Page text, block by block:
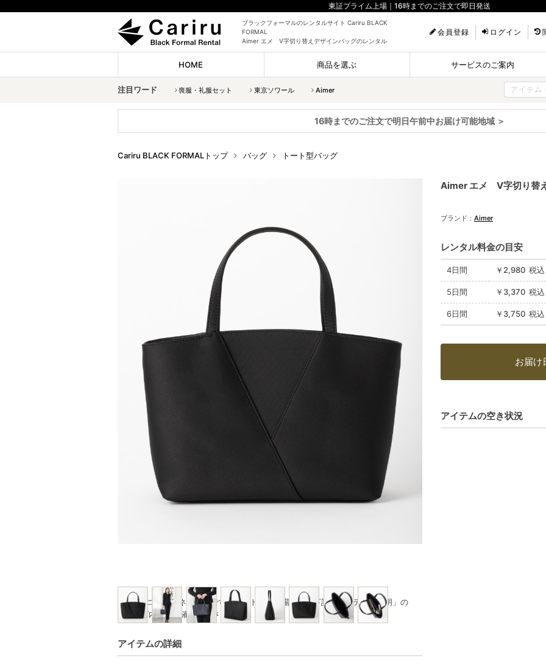
東証プライム上場｜16時までのご注文で即日発送
ブラックフォーマルのレンタルサイト Cariru BLACK
FORMAL
Aimer エメ V字切り替えデザインバッグのレンタル
会員登録 ログイン
HOME 商品を選ぶ サービスのご案内
注目ワード 喪服・礼服セット 東京ソワール Aimer
16時までのご注文で明日午前中お届け可能地域 ＞
Cariru BLACK FORMALトップ バッグ トート型バッグ
※写真はコーディネート例です。セット商品の場合は、下記「アイテムの説明」の
★SET内容をご確認ください
アイテムの詳細
Aimer エメ V字切り替
ブランド： Aimer
レンタル料金の目安
4日間 ￥2,980 税
5日間 ￥3,370 税
6日間 ￥3,750 税
お届け
アイテムの空き状況